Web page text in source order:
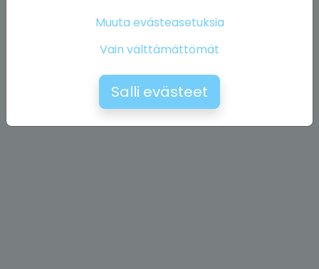
Muuta evästeasetuksia
Vain välttämättömät
Salli evästeet